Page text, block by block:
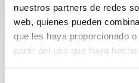
nuestros partners de redes
web, quienes pueden
que les haya proporcionado
partir del uso que haya